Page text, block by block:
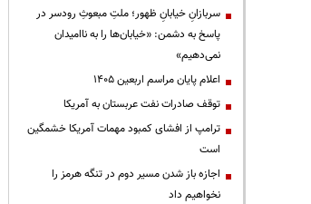
سربازانِ خیابانِ ظهور؛ ملتِ مبعوثِ رودسر در
پاسخ به دشمن: «خیابان‌ها را به ناامیدان
نمی‌دهیم»
اعلام پایان مراسم اربعین ۱۴۰۵
توقف صادرات نفت عربستان به آمریکا
ترامپ از افشای کمبود مهمات آمریکا خشمگین
است
اجازه باز شدن مسیر دوم در تنگه هرمز را
نخواهیم داد